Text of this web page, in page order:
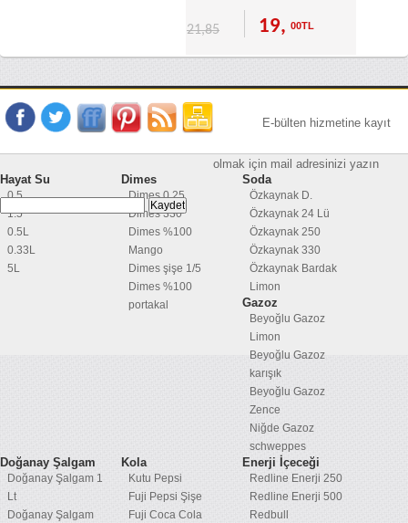
21,85 19, 00TL
E-bülten hizmetine kayıt
olmak için mail adresinizi yazın
Hayat Su
0.5
1.5
0.5L
0.33L
5L
Dimes
Dimes 0,25
Dimes 330
Dimes %100
Mango
Dimes şişe 1/5
Dimes %100
portakal
Soda
Özkaynak D.
Özkaynak 24 Lü
Özkaynak 250
Özkaynak 330
Özkaynak Bardak
Limon
Gazoz
Beyoğlu Gazoz
Limon
Beyoğlu Gazoz
karışık
Beyoğlu Gazoz
Zence
Niğde Gazoz
schweppes
Doğanay Şalgam
Doğanay Şalgam 1
Lt
Doğanay Şalgam
Kola
Kutu Pepsi
Fuji Pepsi Şişe
Fuji Coca Cola
Enerji İçeceği
Redline Enerji 250
Redline Enerji 500
Redbull